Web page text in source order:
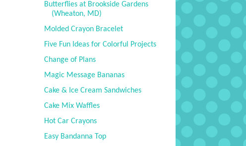
Butterflies at Brookside Gardens
(Wheaton, MD)
Molded Crayon Bracelet
Five Fun Ideas for Colorful Projects
Change of Plans
Magic Message Bananas
Cake & Ice Cream Sandwiches
Cake Mix Waffles
Hot Car Crayons
Easy Bandanna Top